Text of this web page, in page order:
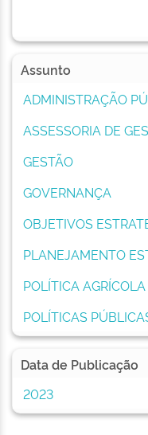
Assunto
ADMINISTRAÇÃO
ASSESSORIA DE
GESTÃO
GOVERNANÇA
OBJETIVOS
PLANEJAMENTO
POLÍTICA AGRÍCOLA
POLÍTICAS
Data de Publicação
2023